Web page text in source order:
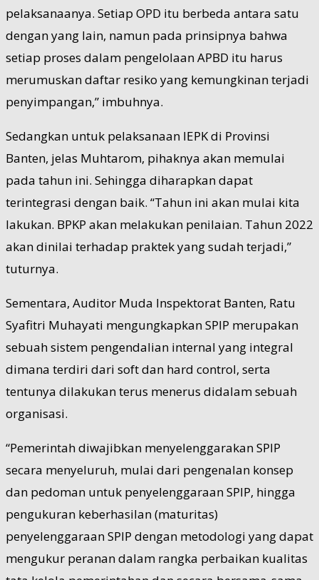
pelaksanaanya. Setiap OPD itu berbeda antara satu
dengan yang lain, namun pada prinsipnya bahwa
setiap proses dalam pengelolaan APBD itu harus
merumuskan daftar resiko yang kemungkinan terjadi
penyimpangan,” imbuhnya.
Sedangkan untuk pelaksanaan IEPK di Provinsi
Banten, jelas Muhtarom, pihaknya akan memulai
pada tahun ini. Sehingga diharapkan dapat
terintegrasi dengan baik. “Tahun ini akan mulai kita
lakukan. BPKP akan melakukan penilaian. Tahun 2022
akan dinilai terhadap praktek yang sudah terjadi,”
tuturnya.
Sementara, Auditor Muda Inspektorat Banten, Ratu
Syafitri Muhayati mengungkapkan SPIP merupakan
sebuah sistem pengendalian internal yang integral
dimana terdiri dari soft dan hard control, serta
tentunya dilakukan terus menerus didalam sebuah
organisasi.
“Pemerintah diwajibkan menyelenggarakan SPIP
secara menyeluruh, mulai dari pengenalan konsep
dan pedoman untuk penyelenggaraan SPIP, hingga
pengukuran keberhasilan (maturitas)
penyelenggaraan SPIP dengan metodologi yang dapat
mengukur peranan dalam rangka perbaikan kualitas